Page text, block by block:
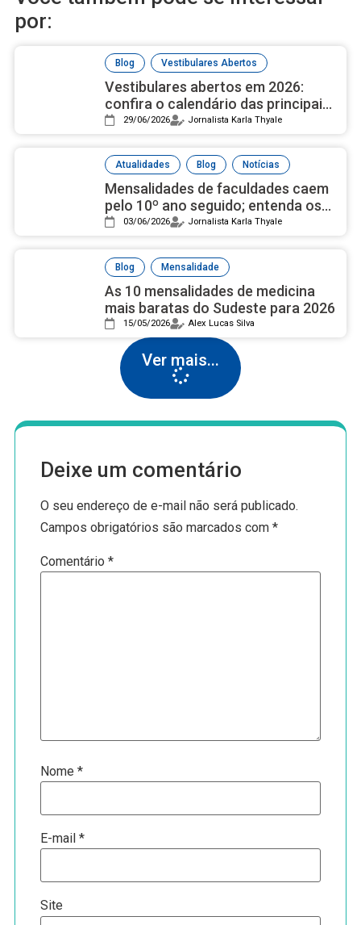
por:
Blog , Vestibulares Abertos
Vestibulares abertos em 2026:
confira o calendário das principais
universidades públicas
29/06/2026 Jornalista Karla Thyale
Atualidades , Blog , Notícias
Mensalidades de faculdades caem
pelo 10º ano seguido; entenda os
motivos
03/06/2026 Jornalista Karla Thyale
Blog , Mensalidade
As 10 mensalidades de medicina
mais baratas do Sudeste para 2026
15/05/2026 Alex Lucas Silva
Ver mais...
Deixe um comentário
O seu endereço de e-mail não será publicado.
Campos obrigatórios são marcados com*
Comentário*
Nome*
E-mail*
Site